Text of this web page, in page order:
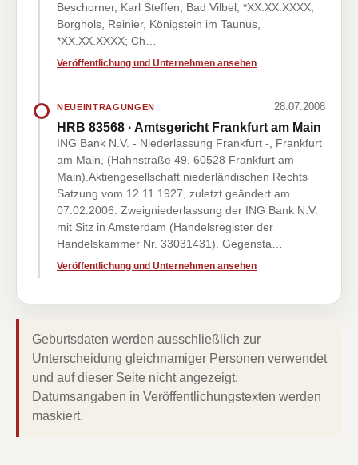
Beschorner, Karl Steffen, Bad Vilbel, *XX.XX.XXXX;
Borghols, Reinier, Königstein im Taunus,
*XX.XX.XXXX; Ch…
Veröffentlichung und Unternehmen ansehen
NEUEINTRAGUNGEN 28.07.2008
HRB 83568 · Amtsgericht Frankfurt am Main
ING Bank N.V. - Niederlassung Frankfurt -, Frankfurt
am Main, (Hahnstraße 49, 60528 Frankfurt am
Main).Aktiengesellschaft niederländischen Rechts
Satzung vom 12.11.1927, zuletzt geändert am
07.02.2006. Zweigniederlassung der ING Bank N.V.
mit Sitz in Amsterdam (Handelsregister der
Handelskammer Nr. 33031431). Gegensta…
Veröffentlichung und Unternehmen ansehen
Geburtsdaten werden ausschließlich zur
Unterscheidung gleichnamiger Personen verwendet
und auf dieser Seite nicht angezeigt.
Datumsangaben in Veröffentlichungstexten werden
maskiert.